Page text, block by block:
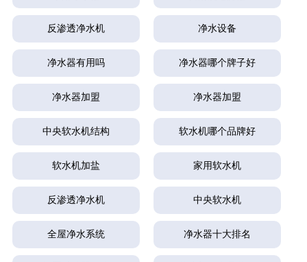
反渗透净水机 净水设备
净水器有用吗 净水器哪个牌子好
净水器加盟 净水器加盟
中央软水机结构 软水机哪个品牌好
软水机加盐 家用软水机
反渗透净水机 中央软水机
全屋净水系统 净水器十大排名